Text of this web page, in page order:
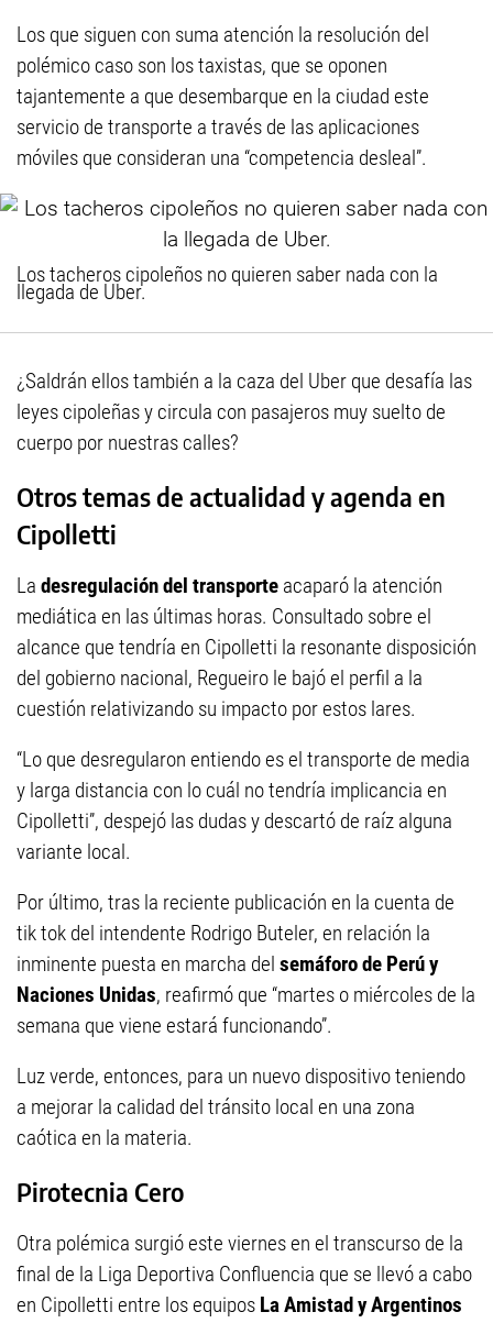
Los que siguen con suma atención la resolución del
polémico caso son los taxistas, que se oponen
tajantemente a que desembarque en la ciudad este
servicio de transporte a través de las aplicaciones
móviles que consideran una “competencia desleal”.
Los tacheros cipoleños no quieren saber nada con la
llegada de Uber.
¿Saldrán ellos también a la caza del Uber que desafía las
leyes cipoleñas y circula con pasajeros muy suelto de
cuerpo por nuestras calles?
Otros temas de actualidad y agenda en
Cipolletti
La desregulación del transporte acaparó la atención
mediática en las últimas horas. Consultado sobre el
alcance que tendría en Cipolletti la resonante disposición
del gobierno nacional, Regueiro le bajó el perfil a la
cuestión relativizando su impacto por estos lares.
“Lo que desregularon entiendo es el transporte de media
y larga distancia con lo cuál no tendría implicancia en
Cipolletti”, despejó las dudas y descartó de raíz alguna
variante local.
Por último, tras la reciente publicación en la cuenta de
tik tok del intendente Rodrigo Buteler, en relación la
inminente puesta en marcha del semáforo de Perú y
Naciones Unidas, reafirmó que “martes o miércoles de la
semana que viene estará funcionando”.
Luz verde, entonces, para un nuevo dispositivo teniendo
a mejorar la calidad del tránsito local en una zona
caótica en la materia.
Pirotecnia Cero
Otra polémica surgió este viernes en el transcurso de la
final de la Liga Deportiva Confluencia que se llevó a cabo
en Cipolletti entre los equipos La Amistad y Argentinos